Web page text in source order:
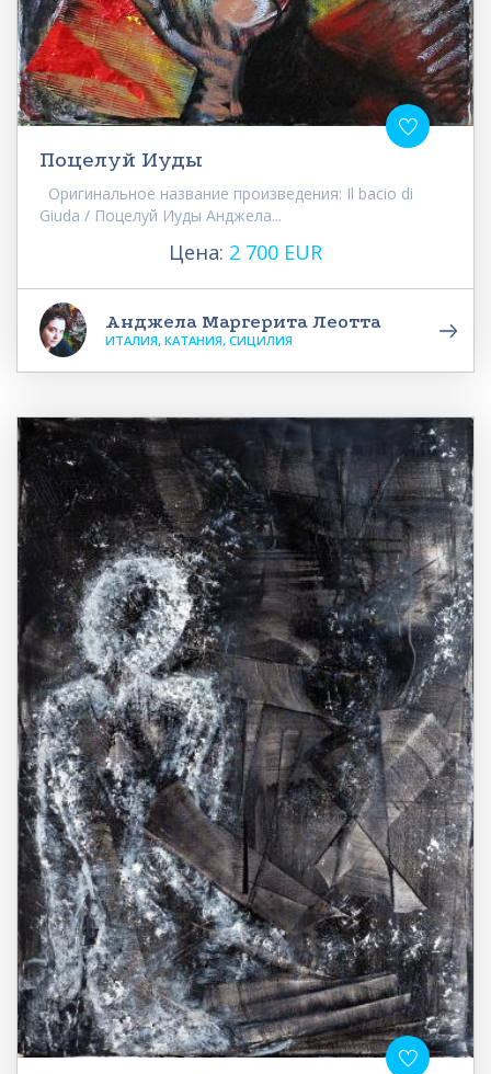
Поцелуй Иуды
Оригинальное название произведения: Il bacio di
Giuda / Поцелуй Иуды Анджела...
Цена: 2 700 EUR
Анджела Маргерита Леотта
ИТАЛИЯ, КАТАНИЯ, СИЦИЛИЯ